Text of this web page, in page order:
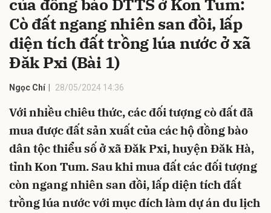
của đồng bào DTTS ở Kon Tum:
Cò đất ngang nhiên san đồi, lấp
diện tích đất trồng lúa nước ở xã
Đăk Pxi (Bài 1)
Ngọc Chí 28/05/2024 14:36
Với nhiều chiêu thức, các đối tượng cò đất đã
mua được đất sản xuất của các hộ đồng bào
dân tộc thiểu số ở xã Đăk Pxi, huyện Đăk Hà,
tỉnh Kon Tum. Sau khi mua đất các đối tượng
còn ngang nhiên san đồi, lấp diện tích đất
trồng lúa nước với mục đích làm dự án du lịch